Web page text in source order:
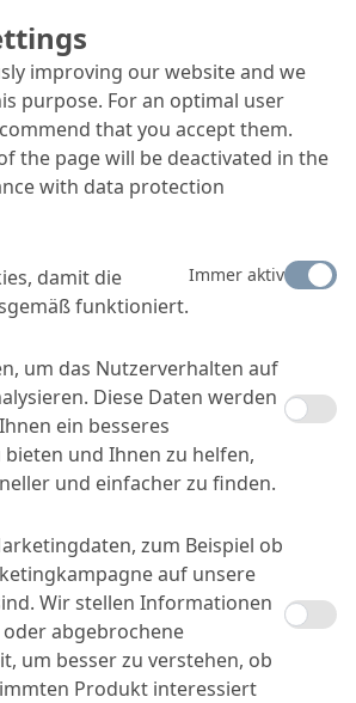
improving our website and we
purpose. For an optimal user
that you accept them.
the page will be deactivated in the
with data protection
damit die
funktioniert.
Immer aktiv
um das Nutzerverhalten auf
Diese Daten werden
ein besseres
und Ihnen zu helfen,
und einfacher zu finden.
zum Beispiel ob
auf unsere
Wir stellen Informationen
abgebrochene
um besser zu verstehen, ob
Produkt interessiert